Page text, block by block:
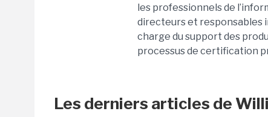
les professionnels de
directeurs et responsables
charge du support des
processus de certification
Les derniers articles de